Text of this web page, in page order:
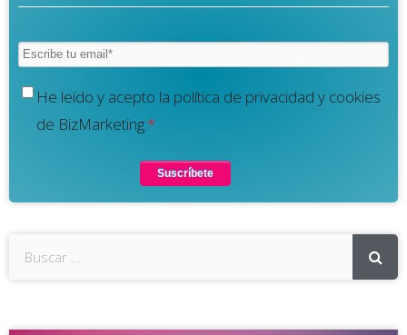
He leído y acepto la política de privacidad y cookies
de BizMarketing.*